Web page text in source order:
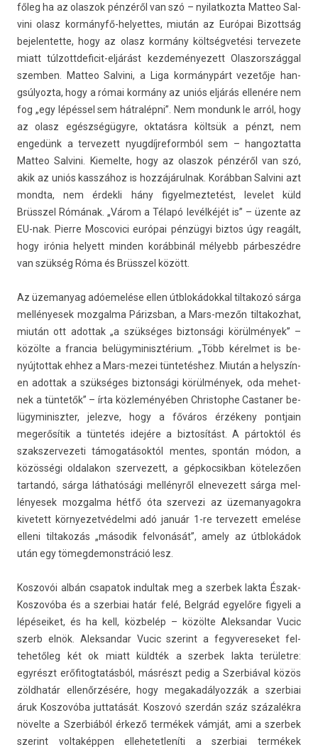
főleg ha az olas­zok pénzéről van szó – nyilat­kozta Mat­teo Sal­
vini olasz kormányfő-helyettes, miután az Európai Bi­zottság
be­jelen­tette, hogy az olasz kormány költségvetési ter­vezete
miatt túlzottdeficit-eljárást kez­deményezett Olas­zországg­al
szemb­en. Mat­teo Sal­vini, a Liga kormánypárt vezetője han­
gsúlyoz­ta, hogy a római kormány az uniós eljárás ellenére nem
fog „egy lépéssel sem hátralépni”. Nem mon­dunk le arról, hogy
az olasz egészségügyre, oktatásra költsük a pénzt, nem
engedünk a ter­vezett nyug­díjreformból sem – han­goz­tatta
Mat­teo Sal­vini. Kiemel­te, hogy az olas­zok pénzéről van szó,
akik az uniós kasszához is hoz­zájárul­nak. Korábban Sal­vini azt
mondta, nem érdek­li hány figyel­meztetést, levelet küld
Brüsszel Rómának. „Várom a Télapó levélkéjét is” – üzente az
EU-nak. Pier­re Mos­covici európai pénzügyi bi­ztos úgy reagált,
hogy irónia helyett mind­en korábbinál mélyebb párbeszédre
van szükség Róma és Brüsszel között.
Az üzemanyag adóemelése ellen útblokádokk­al til­takozó sárga
mel­lényesek moz­galma Párizsban, a Mars-mezőn til­takoz­hat,
miután ott adot­tak „a szükséges bi­zton­sági körülmények” –
közölte a fran­cia be­lügyminisztérium. „Több kérel­met is be­
nyúj­tottak ehhez a Mars-mezei tüntetéshez. Miután a helys­zín­
en adot­tak a szükséges bi­zton­sági körülmények, oda mehet­
nek a tüntetők” – írta közleményében Chris­tophe Cas­tan­er be­
lügyminiszt­er, jelez­ve, hogy a főváros érzékeny pontjain
megerősítik a tüntetés idejére a bi­ztosítást. A pártoktól és
szakszer­vezeti támogatásoktól men­tes, spontán módon, a
közösségi ol­dalakon szer­vezett, a gép­kocsik­ban kötelezően
tar­tandó, sárga láthatósági mellényről el­nevezett sárga mel­
lényesek moz­galma hétfő óta szer­vezi az üzemanyagok­ra
kivetett kör­nyezet­védel­mi adó január 1-re ter­vezett emelése
el­leni til­takozás „második fel­vonását”, amely az útblokádok
után egy tömeg­demonstráció lesz.
Kos­zovói albán csapatok in­dul­tak meg a szer­bek lakta Észak-
Koszovóba és a szer­biai határ felé, Belgrád egyelőre figyeli a
lépéseiket, és ha kell, közbelép – közölte Al­ek­sandar Vucic
szerb elnök. Al­ek­sandar Vucic szerint a fegyvereseket fel­
tehetőleg két ok miatt küldték a szer­bek lakta területre:
egyrészt erőfitog­tatás­ból, másrészt pedig a Szer­biáv­al közös
zöldhatár ellenőrzésére, hogy megakadályoz­zák a szer­biai
áruk Kos­zovóba jut­tatását. Kos­zovó szerdán száz százalékra
növelte a Szer­biából érkező termékek vámját, ami a szer­bek
szerint vol­taképp­en el­lehetet­leníti a szer­biai termékek